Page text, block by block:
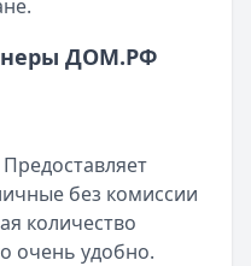
ДОМ.РФ
без комиссии
количество
очень удобно.